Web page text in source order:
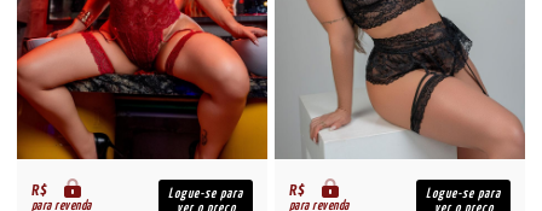
R$
para revenda
Logue-se para
ver o preço
R$
para revenda
Logue-se para
ver o preço